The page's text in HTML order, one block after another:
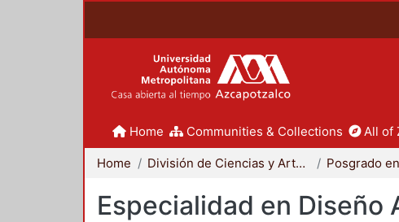
Home Communities & Collections All of
Home División de Ciencias y Artes para el Diseño Posgrado
Especialidad en Diseño